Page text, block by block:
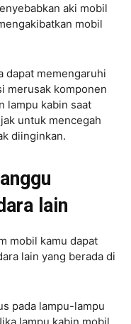
aki mobil
mobil
dapat memengaruhi
merusak komponen
lampu kabin saat
untuk mencegah
diinginkan.
lain
mobil kamu dapat
lain yang berada di
pada lampu-lampu